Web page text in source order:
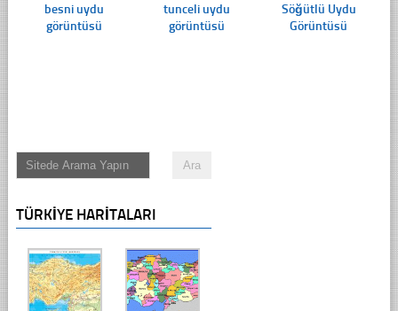
besni uydu
görüntüsü
tunceli uydu
görüntüsü
Söğütlü Uydu
Görüntüsü
TÜRKIYE HARITALARI